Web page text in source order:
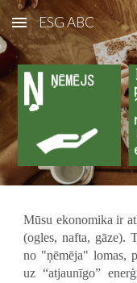
Skip to main content
ESG ABC
Mūsu ekonomika ir
(ogles, nafta, gāze).
no "ņēmēja" lomas,
uz “atjaunīgo”